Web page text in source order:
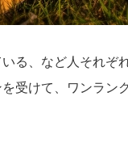
る、など人それぞ
受けて、ワンラン